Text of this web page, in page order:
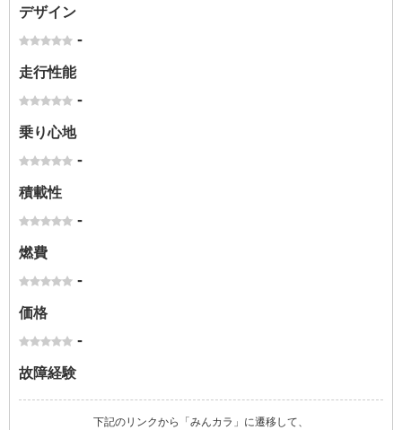
デザイン
-
走行性能
-
乗り心地
-
積載性
-
燃費
-
価格
-
故障経験
下記のリンクから「みんカラ」に遷移して、